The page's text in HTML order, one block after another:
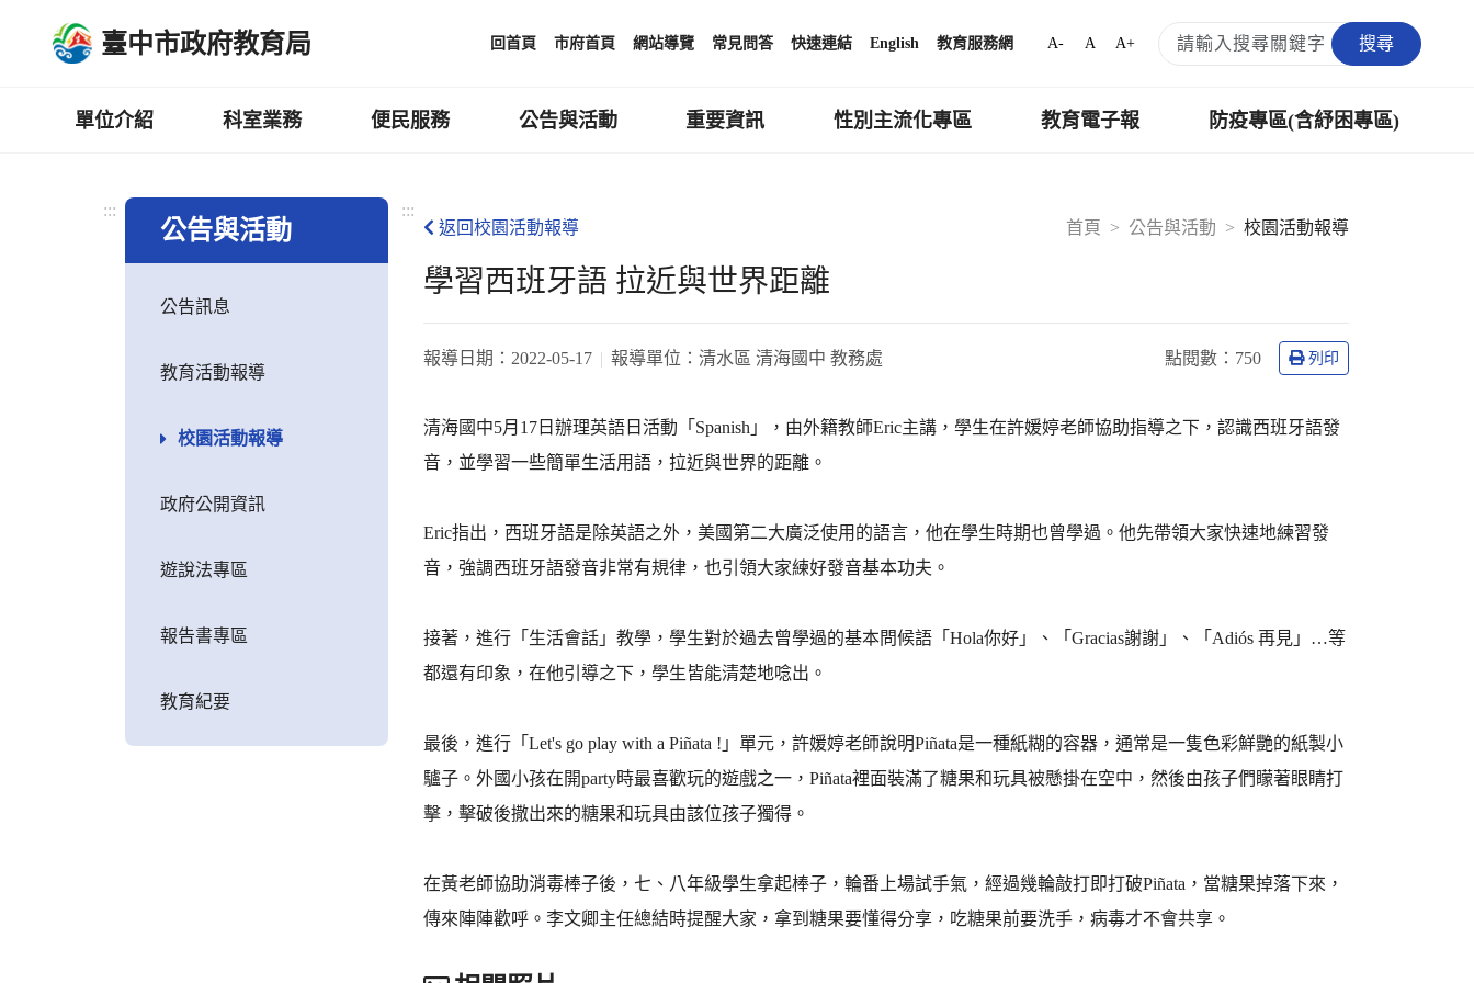
臺中市政府教育局 回首頁 市府首頁 網站導覽 常見問答 快速連結 English 教育服務網 A- A A+ 搜尋
單位介紹 科室業務 便民服務 公告與活動 重要資訊 性別主流化專區 教育電子報 防疫專區(含紓困專區)
:::
公告與活動
公告訊息
教育活動報導
校園活動報導
政府公開資訊
遊說法專區
報告書專區
教育紀要
:::
首頁
公告與活動 校園活動報導
返回校園活動報導
學習西班牙語 拉近與世界距離
報導日期： 2022-05-17 報導單位： 清水區 清海國中 教務處 點閱數： 750 列印
清海國中5月17日辦理英語日活動「Spanish」，由外籍教師Eric主講，學生在許媛婷老師協助指導之下，認識西班牙語發
音，並學習一些簡單生活用語，拉近與世界的距離。
Eric指出，西班牙語是除英語之外，美國第二大廣泛使用的語言，他在學生時期也曾學過。他先帶領大家快速地練習發
音，強調西班牙語發音非常有規律，也引領大家練好發音基本功夫。
接著，進行「生活會話」教學，學生對於過去曾學過的基本問候語「Hola你好」、「Gracias謝謝」、「Adiós 再見」…等
都還有印象，在他引導之下，學生皆能清楚地唸出。
最後，進行「Let's go play with a Piñata !」單元，許媛婷老師說明Piñata是一種紙糊的容器，通常是一隻色彩鮮艷的紙製小
驢子。外國小孩在開party時最喜歡玩的遊戲之一，Piñata裡面裝滿了糖果和玩具被懸掛在空中，然後由孩子們矇著眼睛打
擊，擊破後撒出來的糖果和玩具由該位孩子獨得。
在黃老師協助消毒棒子後，七、八年級學生拿起棒子，輪番上場試手氣，經過幾輪敲打即打破Piñata，當糖果掉落下來，
傳來陣陣歡呼。李文卿主任總結時提醒大家，拿到糖果要懂得分享，吃糖果前要洗手，病毒才不會共享。